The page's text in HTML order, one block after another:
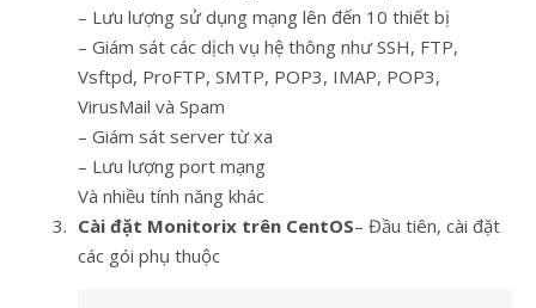
– Lưu lượng sử dụng mạng lên đến 10 thiết bị
– Giám sát các dịch vụ hệ thông như SSH, FTP,
Vsftpd, ProFTP, SMTP, POP3, IMAP, POP3,
VirusMail và Spam
– Giám sát server từ xa
– Lưu lượng port mạng
Và nhiều tính năng khác
Cài đặt Monitorix trên CentOS– Đầu tiên, cài đặt
các gói phụ thuộc